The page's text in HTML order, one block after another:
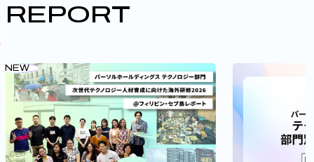
REPORT
NEW